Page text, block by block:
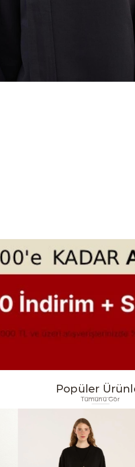
Popüler
Tümünü Gör